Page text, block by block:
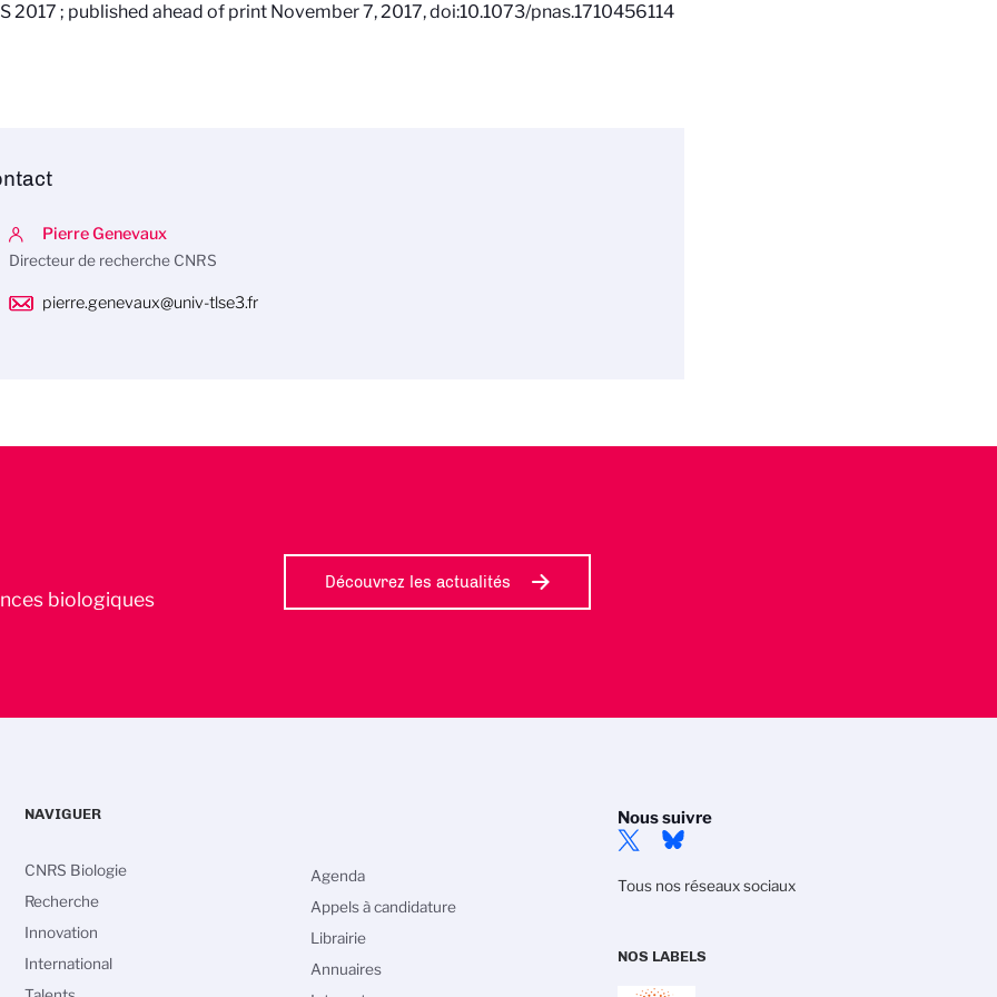
2017 ; published ahead of print November 7, 2017, doi:10.1073/pnas.1710456114
Pierre Genevaux
Directeur de recherche CNRS
pierre.genevaux@univ-tlse3.fr
biologiques
Découvrez les actualités
Nous suivre
Tous nos réseaux sociaux
NOS LABELS
NAVIGUER
CNRS Biologie
Recherche
Innovation
International
Agenda
Appels à candidature
Librairie
Annuaires